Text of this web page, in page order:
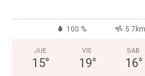
100 %
JUE
15°
VIE
19°
SAB
16°